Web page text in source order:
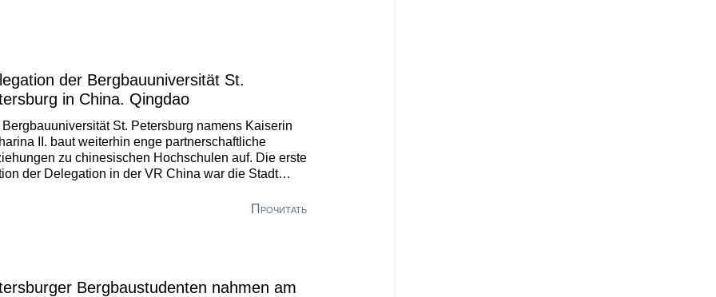
der Bergbauuniversität St.
in China. Qingdao
Bergbauuniversität St. Petersburg namens Kaiserin
II. baut weiterhin enge partnerschaftliche
zu chinesischen Hochschulen auf. Die erste
der Delegation in der VR China war die Stadt
für Sonderprogramme Marat Rudakov traf sich
Прочитать
Bergbaustudenten nahmen am